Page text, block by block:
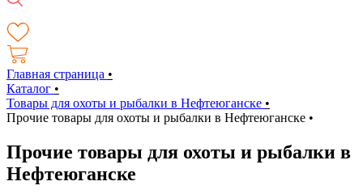
Главная страница •
Каталог •
Товары для охоты и рыбалки в Нефтеюганске •
Прочие товары для охоты и рыбалки в Нефтеюганске •
Прочие товары для охоты и рыбалки в
Нефтеюганске